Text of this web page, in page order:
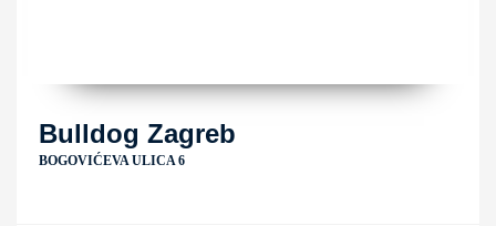
Bulldog Zagreb
BOGOVIĆEVA ULICA 6